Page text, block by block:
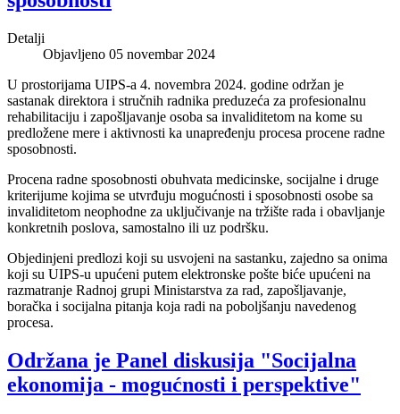
Detalji
Objavljeno 05 novembar 2024
U prostorijama UIPS-a 4. novembra 2024. godine održan je
sastanak direktora i stručnih radnika preduzeća za profesionalnu
rehabilitaciju i zapošljavanje osoba sa invaliditetom na kome su
predložene mere i aktivnosti ka unapređenju procesa procene radne
sposobnosti.
Procena radne sposobnosti obuhvata medicinske, socijalne i druge
kriterijume kojima se utvrđuju mogućnosti i sposobnosti osobe sa
invaliditetom neophodne za uključivanje na tržište rada i obavljanje
konkretnih poslova, samostalno ili uz podršku.
Objedinjeni predlozi koji su usvojeni na sastanku, zajedno sa onima
koji su UIPS-u upućeni putem elektronske pošte biće upućeni na
razmatranje Radnoj grupi Ministarstva za rad, zapošljavanje,
boračka i socijalna pitanja koja radi na poboljšanju navedenog
procesa.
Održana je Panel diskusija "Socijalna
ekonomija - mogućnosti i perspektive"